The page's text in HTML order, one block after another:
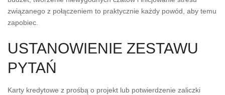
związanego z połączeniem to praktycznie każdy powód, aby temu
zapobiec.
USTANOWIENIE ZESTAWU
PYTAŃ
Karty kredytowe z prośbą o projekt lub potwierdzenie zaliczki